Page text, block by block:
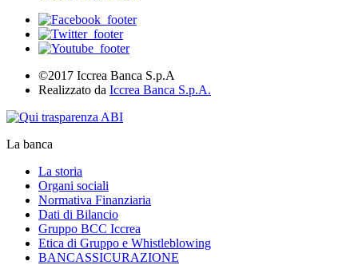
©2017 Iccrea Banca S.p.A
Realizzato da Iccrea Banca S.p.A.
La banca
La storia
Organi sociali
Normativa Finanziaria
Dati di Bilancio
Gruppo BCC Iccrea
Etica di Gruppo e Whistleblowing
BANCASSICURAZIONE